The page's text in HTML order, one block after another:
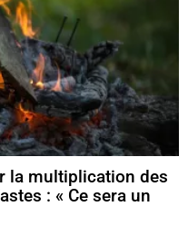
la multiplication des
: « Ce sera un